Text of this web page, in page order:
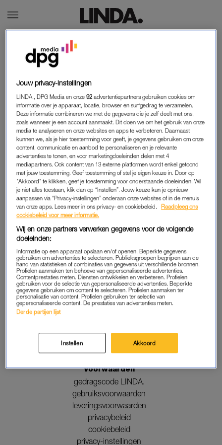
TRENDING
TRENDING
Volg ons
Adverteren
mogelijkheden
Nieuwsbrief
schrijf je in
Contact
vacatures
colofon
klantenservice
steun gezinnen
Voorwaarden
gedragscode LINDA.
gebruiksvoorwaarden
leveringsvoorwaarden
privacybeleid
cookiebeleid
privacy-instellingen
Jouw privacy-instellingen
LINDA., DPG Media en onze92 advertentiepartners gebruiken cookies om
informatie over je apparaat, locatie, browser en surfgedrag te verzamelen.
Deze informatie combineren we met de gegevens die je zelf deelt met ons,
zoals wanneer je een account aanmaakt. Dit doen we om het gebruik van onze
media te analyseren en onze websites en apps te verbeteren. Daarnaast
kunnen we, als je hier toestemming voor geeft, je gegevens gebruiken om onze
content, communicatie en aanbod te personaliseren en je relevante
advertenties te tonen, en voor marketingdoeleinden delen met 4
mediapartners. Ook content van 13 externe platformen wordt enkel getoond
met jouw toestemming. Geef toestemming of stel je eigen keuze in. Door op
"Akkoord" te klikken, geef je toestemming voor onderstaande doeleinden. Wil
je niet alles toestaan, klik dan op “Instellen”. Jouw keuze kun je opnieuw
aanpassen via “Privacy-instellingen” onderaan onze websites of in de menu’s
van onze apps. Lees meer in ons privacy- en cookiebeleid.
Raadpleeg ons
cookiebeleid voor meer informatie.
Wij en onze partners verwerken gegevens voor de volgende
doeleinden:
Informatie op een apparaat opslaan en/of openen. Beperkte gegevens
gebruiken om advertenties te selecteren. Publieksgroepen begrijpen aan de
hand van statistieken of combinaties van gegevens uit verschillende bronnen.
Profielen aanmaken ten behoeve van gepersonaliseerde advertenties.
Contentprestaties meten. Diensten ontwikkelen en verbeteren. Profielen
gebruiken voor de selectie van gepersonaliseerde advertenties. Beperkte
gegevens gebruiken om content te selecteren. Profielen aanmaken ter
personalisatie van content. Profielen gebruiken ter selectie van
gepersonaliseerde content. De prestaties van advertenties meten.
Derde partijen lijst
Instellen Akkoord